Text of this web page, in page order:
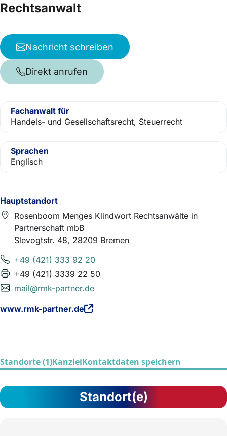
Hauptstandort
Rosenboom Menges Klindwort Rechtsanwälte in
Partnerschaft mbB
Slevogtstr. 48, 28209 Bremen
+49 (421) 333 92 20
+49 (421) 3339 22 50
mail@rmk-partner.de
www.rmk-partner.de
Rechtsanwalt
Nachricht schreiben
Direkt anrufen
Fachanwalt für
Handels- und Gesellschaftsrecht, Steuerrecht
Sprachen
Englisch
Standorte (1)KanzleiKontaktdaten speichern
Standort(e)